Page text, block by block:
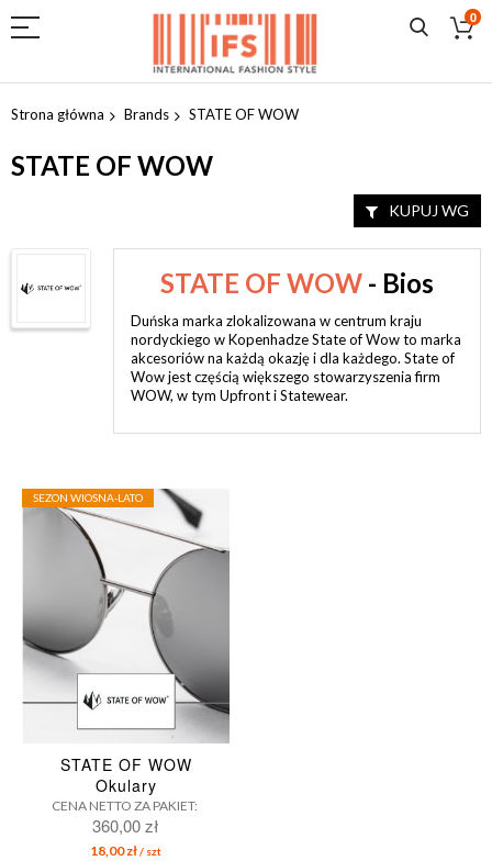
0
Przejdź
do
Strona główna Brands STATE OF WOW
STATE OF WOW
STATE OF WOW - Bios
Duńska marka zlokalizowana w centrum kraju
nordyckiego w Kopenhadze State of Wow to marka
akcesoriów na każdą okazję i dla każdego. State of
Wow jest częścią większego stowarzyszenia firm
WOW, w tym Upfront i Statewear.
SEZON WIOSNA-LATO
STATE OF WOW
Okulary
CENA NETTO ZA PAKIET:
360,00 zł
18,00 zł/ szt
KUPUJ WG